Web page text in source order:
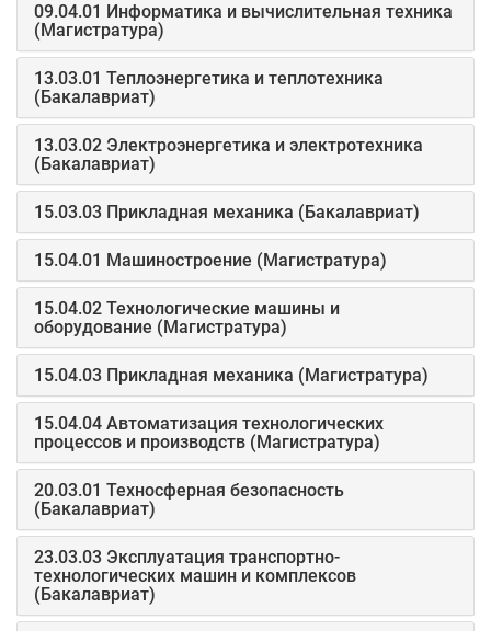
09.04.01 Информатика и вычислительная техника
(Магистратура)
13.03.01 Теплоэнергетика и теплотехника
(Бакалавриат)
13.03.02 Электроэнергетика и электротехника
(Бакалавриат)
15.03.03 Прикладная механика (Бакалавриат)
15.04.01 Машиностроение (Магистратура)
15.04.02 Технологические машины и
оборудование (Магистратура)
15.04.03 Прикладная механика (Магистратура)
15.04.04 Автоматизация технологических
процессов и производств (Магистратура)
20.03.01 Техносферная безопасность
(Бакалавриат)
23.03.03 Эксплуатация транспортно-
технологических машин и комплексов
(Бакалавриат)